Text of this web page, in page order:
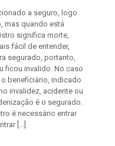
a seguro, logo
mas quando está
significa morte,
fácil de entender,
segurado, portanto,
ficou invalido. No caso
beneficiário, indicado
invalidez, acidente ou
é o segurado.
é necessário entrar
[…]